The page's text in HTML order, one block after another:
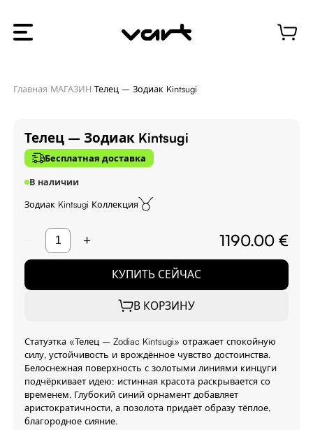
Главная/МАГАЗИН/Телец – Зодиак Kintsugi
Телец – Зодиак Kintsugi
Бесплатная доставка
В наличии
Зодиак Kintsugi Коллекция
+ 1190.00 €
КУПИТЬ СЕЙЧАС
В КОРЗИНУ
Статуэтка «Телец – Zodiac Kintsugi» отражает спокойную
силу, устойчивость и врождённое чувство достоинства.
Белоснежная поверхность с золотыми линиями кинцуги
подчёркивает идею: истинная красота раскрывается со
временем. Глубокий синий орнамент добавляет
аристократичности, а позолота придаёт образу тёплое,
благородное сияние.